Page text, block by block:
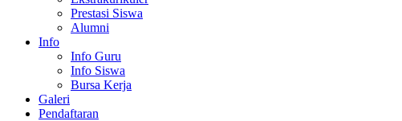
Prestasi Siswa
Alumni
Info
Info Guru
Info Siswa
Bursa Kerja
Galeri
Pendaftaran